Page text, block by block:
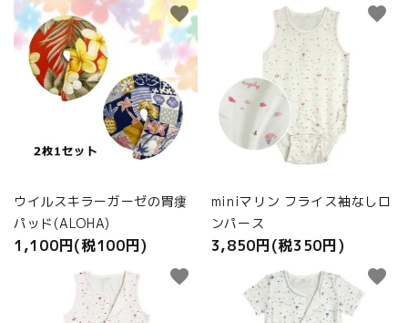
ウイルスキラーガーゼの胃瘻
パッド(ALOHA)
1,100円(税100円)
favorite
miniマリン フライス袖なしロ
ンパース
3,850円(税350円)
favorite
favorite favorite